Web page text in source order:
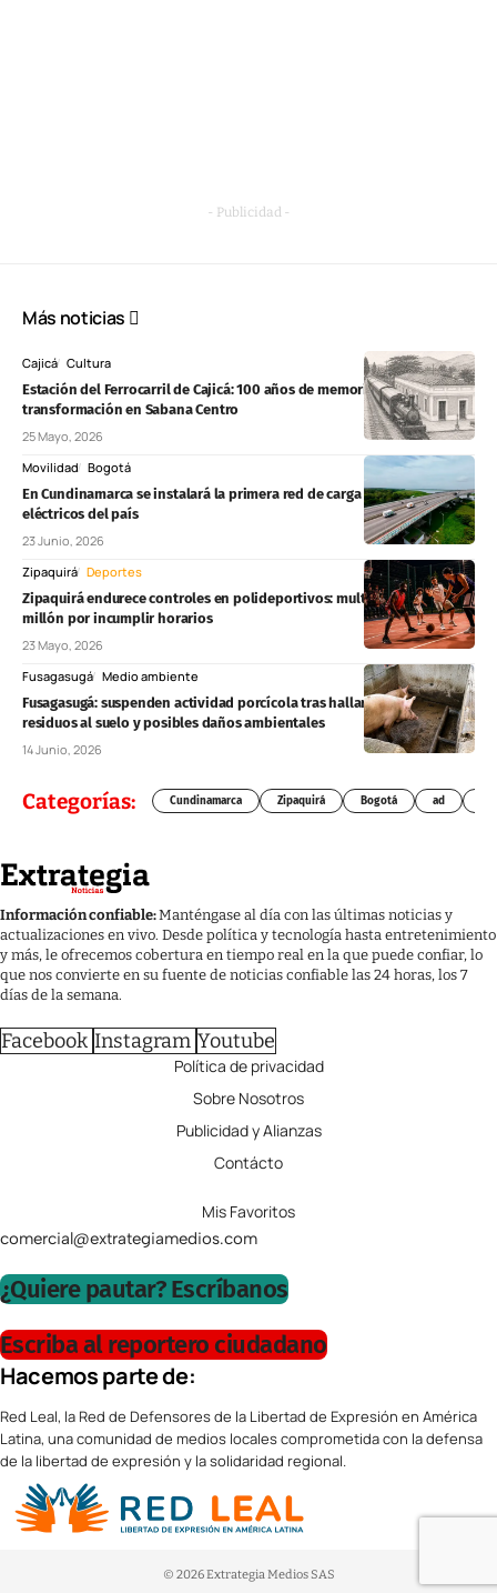
- Publicidad -
Más noticias
Cajicá Cultura
Estación del Ferrocarril de Cajicá: 100 años de memoria, patrimonio y
transformación en Sabana Centro
25 Mayo, 2026
Movilidad Bogotá
En Cundinamarca se instalará la primera red de carga para camiones
eléctricos del país
23 Junio, 2026
Zipaquirá Deportes
Zipaquirá endurece controles en polideportivos: multas superarían $1
millón por incumplir horarios
23 Mayo, 2026
Fusagasugá Medio ambiente
Fusagasugá: suspenden actividad porcícola tras hallar descargas de
residuos al suelo y posibles daños ambientales
14 Junio, 2026
Categorías: Cundinamarca Zipaquirá Bogotá ad
Información confiable:Manténgase al día con las últimas noticias y
actualizaciones en vivo. Desde política y tecnología hasta entretenimiento
y más, le ofrecemos cobertura en tiempo real en la que puede confiar, lo
que nos convierte en su fuente de noticias confiable las 24 horas, los 7
días de la semana.
Facebook Instagram Youtube
Política de privacidad
Sobre Nosotros
Publicidad y Alianzas
Contácto
Mis Favoritos
comercial@extrategiamedios.com
¿Quiere pautar? Escríbanos
Escriba al reportero ciudadano
Hacemos parte de:
Red Leal, la Red de Defensores de la Libertad de Expresión en América
Latina, una comunidad de medios locales comprometida con la defensa
de la libertad de expresión y la solidaridad regional.
© 2026 Extrategia Medios SAS